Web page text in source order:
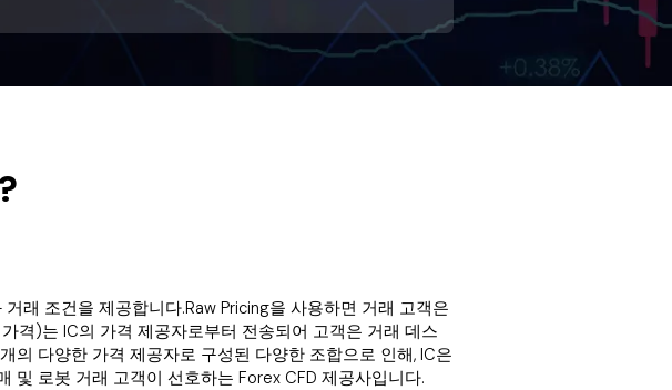
래 조건을 제공합니다.Raw Pricing을 사용하면 거래 고객은
격)는 IC의 가격 제공자로부터 전송되어 고객은 거래 데스
의 다양한 가격 제공자로 구성된 다양한 조합으로 인해, IC은
및 로봇 거래 고객이 선호하는 Forex CFD 제공사입니다.